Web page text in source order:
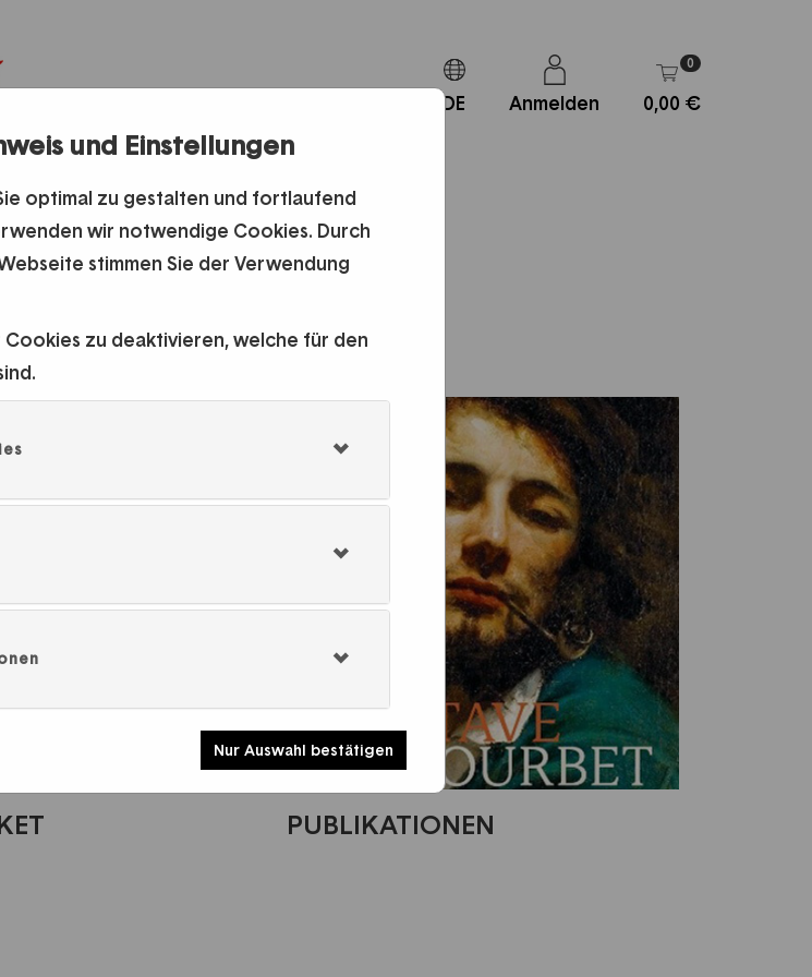
und Einstellungen
optimal zu gestalten und fortlaufend
wir notwendige Cookies. Durch
stimmen Sie der Verwendung
zu deaktivieren, welche für den
Nur Auswahl bestätigen
DE Anmelden
0
0,00 €
PUBLIKATIONEN